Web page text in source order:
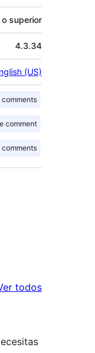
superior
4.3.34
(US)
comments
comment
comments
todoslos